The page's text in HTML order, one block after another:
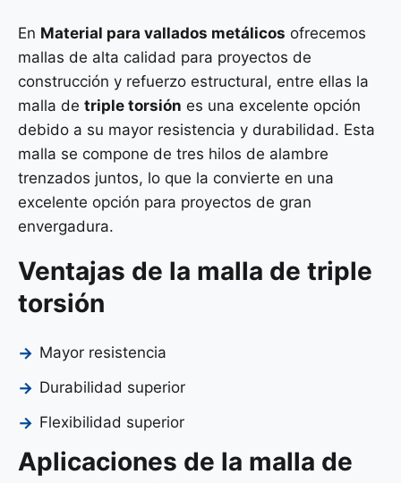
En Material para vallados metálicos ofrecemos
mallas de alta calidad para proyectos de
construcción y refuerzo estructural, entre ellas la
malla de triple torsión es una excelente opción
debido a su mayor resistencia y durabilidad. Esta
malla se compone de tres hilos de alambre
trenzados juntos, lo que la convierte en una
excelente opción para proyectos de gran
envergadura.
Ventajas de la malla de triple
torsión
Mayor resistencia
Durabilidad superior
Flexibilidad superior
Aplicaciones de la malla de